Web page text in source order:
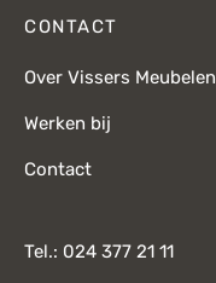
CONTACT
Over Vissers Meubelen
Werken bij
Contact
Tel.: 024 377 21 11